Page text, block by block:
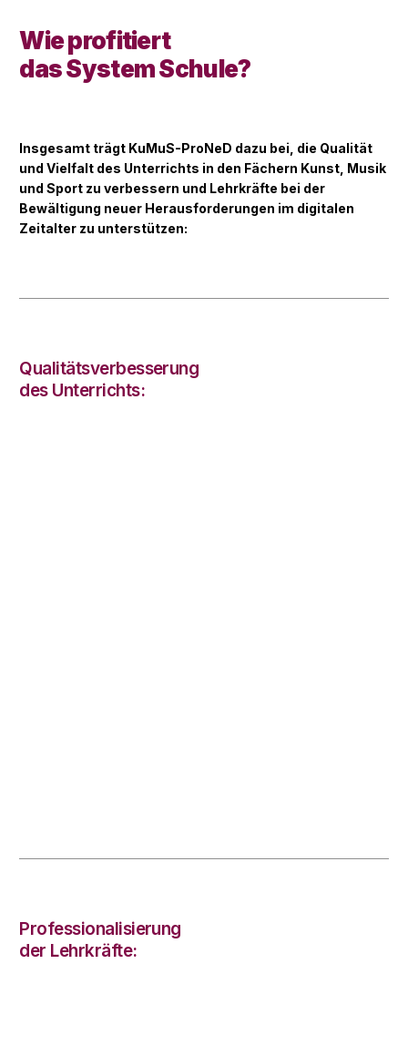
Wie profitiert
das System Schule?
Insgesamt trägt KuMuS-ProNeD dazu bei, die Qualität
und Vielfalt des Unterrichts in den Fächern Kunst, Musik
und Sport zu verbessern und Lehrkräfte bei der
Bewältigung neuer Herausforderungen im digitalen
Zeitalter zu unterstützen:
Qualitätsverbesserung
des Unterrichts:
Professionalisierung
der Lehrkräfte: